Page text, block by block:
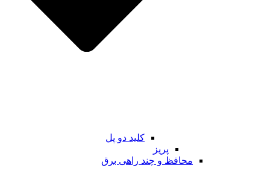
کلید دو پل
پریز
محافظ و چند راهی برق